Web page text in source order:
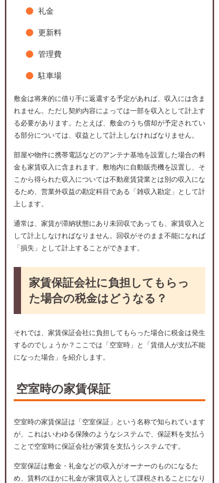
礼金
更新料
管理費
駐車場
敷金は将来的に借り手に返還する予定があれば、収入には含ま
れません。ただし契約内容によっては一部を収入として計上す
る必要があります。たとえば、敷金のうち償却が予定されてい
る部分については、収益として計上しなければなりません。
部屋や物件に携帯電話などのアンテナ基地を設置した場合の料
金も家賃収入に含まれます。敷地内に自動販売機を設置し、そ
こから得られた収入については不動産賃貸業とは別の収入にな
るため、営業外収益の勘定科目である「雑収入勘定」として計
上します。
通常は、家賃が滞納状態にあり未回収であっても、家賃収入と
して計上しなければなりません。回収がそのまま不能になれば
「損失」として計上することができます。
家賃保証会社に負担してもらっ
た場合の税金はどうなる？
それでは、家賃保証会社に負担してもらった場合に税金は発生
するのでしょうか？ここでは「空室時」と「賃借人が支払不能
になった場合」を紹介します。
空室時の家賃保証
空室時の家賃保証は「空室保証」という名称で知られています
が、これはいわゆる保険のようなシステムで、保証料を支払う
ことで空室時に保証会社が家賃を支払うシステムです。
空室保証は敷金・礼金などの収入がオーナーのものになるた
め、賃料のほかに礼金が家賃収入として課税されることになり